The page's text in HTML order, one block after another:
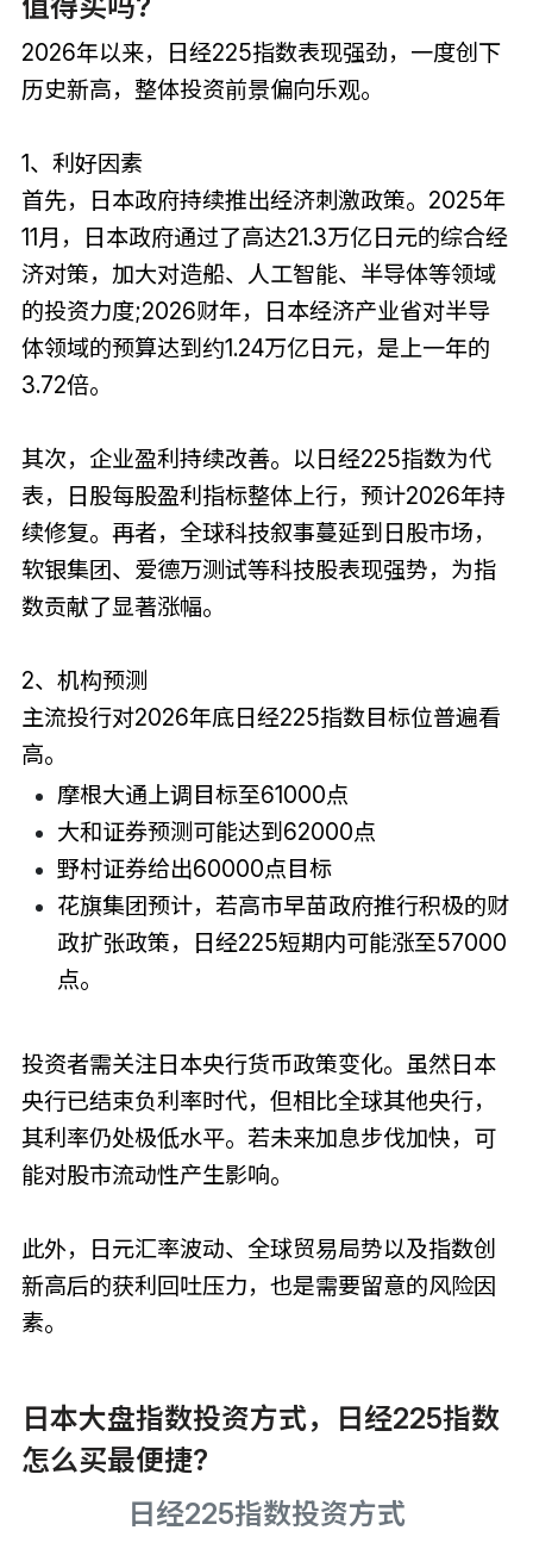
值得买吗?
2026年以来，日经225指数表现强劲，一度创下
历史新高，整体投资前景偏向乐观。
1、利好因素
首先，日本政府持续推出经济刺激政策。2025年
11月，日本政府通过了高达21.3万亿日元的综合经
济对策，加大对造船、人工智能、半导体等领域
的投资力度;2026财年，日本经济产业省对半导
体领域的预算达到约1.24万亿日元，是上一年的
3.72倍。
其次，企业盈利持续改善。以日经225指数为代
表，日股每股盈利指标整体上行，预计2026年持
续修复。再者，全球科技叙事蔓延到日股市场，
软银集团、爱德万测试等科技股表现强势，为指
数贡献了显著涨幅。
2、机构预测
主流投行对2026年底日经225指数目标位普遍看
高。
摩根大通上调目标至61000点
大和证券预测可能达到62000点
野村证券给出60000点目标
花旗集团预计，若高市早苗政府推行积极的财
政扩张政策，日经225短期内可能涨至57000
点。
投资者需关注日本央行货币政策变化。虽然日本
央行已结束负利率时代，但相比全球其他央行，
其利率仍处极低水平。若未来加息步伐加快，可
能对股市流动性产生影响。
此外，日元汇率波动、全球贸易局势以及指数创
新高后的获利回吐压力，也是需要留意的风险因
素。
日本大盘指数投资方式，日经225指数
怎么买最便捷?
日经225指数投资方式